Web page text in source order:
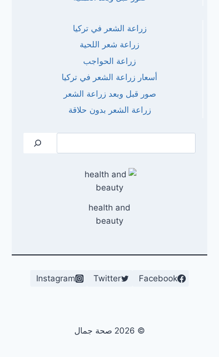
زراعة الشعر في تركيا
زراعة شعر اللحية
زراعة الحواجب
أسعار زراعة الشعر في تركيا
صور قبل وبعد زراعة الشعر
زراعة الشعر بدون حلاقة
health and
beauty
Facebook
Twitter
Instagram
© 2026 صحة جمال